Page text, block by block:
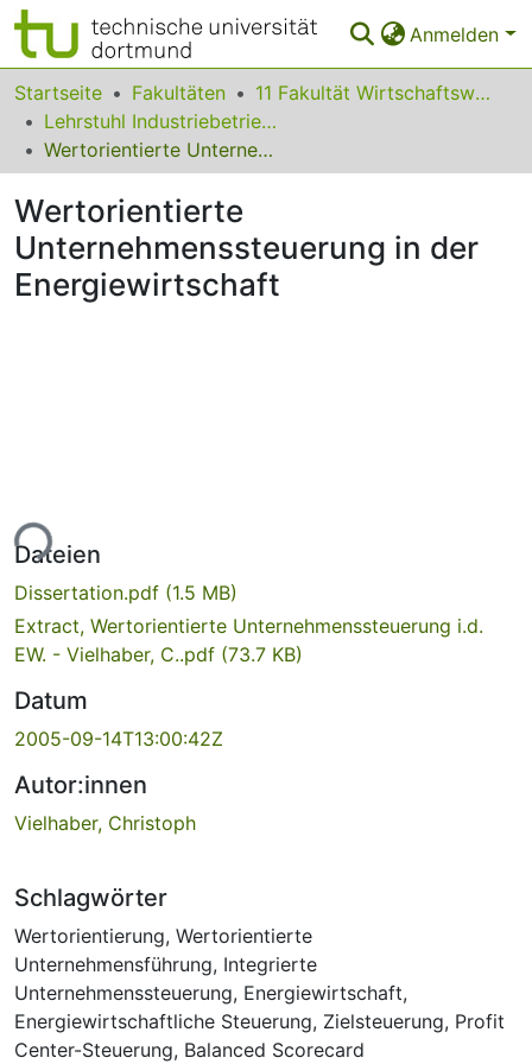
Anmelden
Bereiche & Sammlungen
Das gesamte Repositorium
FAQ
Leitlinien
Startseite Fakultäten
11 Fakultät Wirtschaftswissenschaften
Lehrstuhl Industriebetriebslehre
Wertorientierte Unternehmenssteuerung in der Energiewirtschaft
Wertorientierte
Unternehmenssteuerung in der
Energiewirtschaft
Dateien
Dissertation.pdf (1.5 MB)
Extract, Wertorientierte Unternehmenssteuerung i.d.
EW. - Vielhaber, C..pdf (73.7 KB)
Datum
2005-09-14T13:00:42Z
Autor:innen
Vielhaber, Christoph
Schlagwörter
Wertorientierung, Wertorientierte
Unternehmensführung, Integrierte
Unternehmenssteuerung, Energiewirtschaft,
Energiewirtschaftliche Steuerung, Zielsteuerung, Profit
Center-Steuerung, Balanced Scorecard